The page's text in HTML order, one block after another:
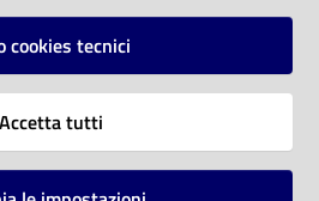
cookies tecnici
Accetta tutti